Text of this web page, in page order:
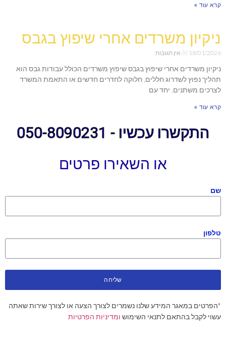
קרא עוד »
ניקיון משרדים אחרי שיפוץ בגבס
18/01/2026 אין תגובות
ניקיון משרדים אחרי שיפוץ בגבס שיפוץ משרדים הכולל עבודות גבס הוא
תהליך נפוץ לשדרוג חללים, חלוקה לחדרים חדשים או התאמת המשרד
לצרכים משתנים. יחד עם
קרא עוד »
התקשרו עכשיו - 050-8090231
או השאירו פרטים
שם
טלפון
שליחה
*הפרטים במאגר המידע שלנו נשמרים לצורך הצעה או לצורך שירות שאתה
עשוי לקבל בהתאם לתנאי השימוש ומדיניות הפרטיות